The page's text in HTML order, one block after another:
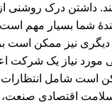
داشتن درک روشنی
شما بسیار مهم است.
نیز ممکن است
مورد نیاز یک شرکت
است شامل
اقتصادی صنعت،